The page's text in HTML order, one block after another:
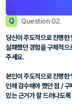
Q Question 02.
당신이 주도적으로 진행
실패했던 경험을 구체적으
주세요.
본인이 주도적으로 진행한
인해 감수해야 했던 점 /
있는 근거가 잘 드러나도록